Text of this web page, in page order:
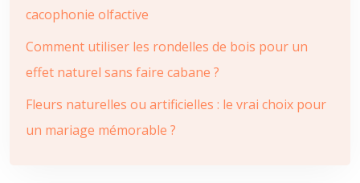
cacophonie olfactive
Comment utiliser les rondelles de bois pour un
effet naturel sans faire cabane ?
Fleurs naturelles ou artificielles : le vrai choix pour
un mariage mémorable ?